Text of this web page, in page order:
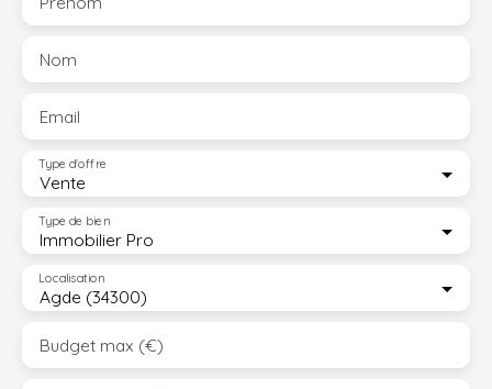
Nom
Email
Vente
Type d'offre
Immobilier Pro
Type de bien
Agde (34300)
Localisation
Budget max (€)